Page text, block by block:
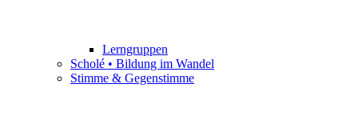
Lerngruppen
Scholé • Bildung im Wandel
Stimme & Gegenstimme